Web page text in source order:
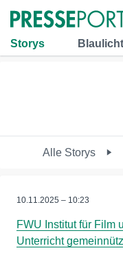
Storys Blaulicht
Alle Storys
10.11.2025 – 10:23
FWU Institut für Film
Unterricht